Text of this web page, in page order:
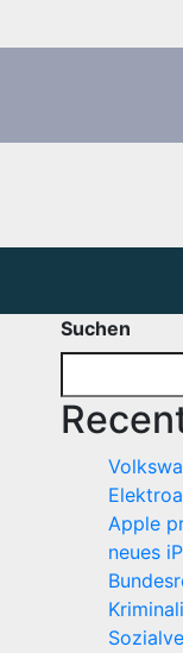
Suchen
Apple
neues